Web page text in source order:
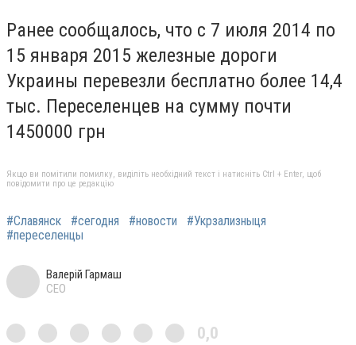
Ранее сообщалось, что с 7 июля 2014 по
15 января 2015 железные дороги
Украины перевезли бесплатно более 14,4
тыс. Переселенцев на сумму почти
1450000 грн
Якщо ви помітили помилку, виділіть необхідний текст і натисніть Ctrl + Enter, щоб
повідомити про це редакцію
#Славянск #сегодня #новости
#Укрзализныця
#переселенцы
Валерій Гармаш
CEO
0,0